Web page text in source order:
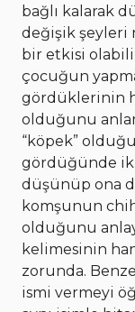
bağlı kalarak
değişik şeyleri
bir etkisi
çocuğun
gördüklerinin
olduğunu
“köpek”
gördüğünde
düşünüp ona
komşunun
olduğunu
kelimesinin
zorunda.
ismi vermeyi